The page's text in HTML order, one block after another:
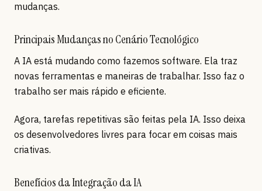
mudanças.
Principais Mudanças no Cenário Tecnológico
A IA está mudando como fazemos software. Ela traz
novas ferramentas e maneiras de trabalhar. Isso faz o
trabalho ser mais rápido e eficiente.
Agora, tarefas repetitivas são feitas pela IA. Isso deixa
os desenvolvedores livres para focar em coisas mais
criativas.
Benefícios da Integração da IA